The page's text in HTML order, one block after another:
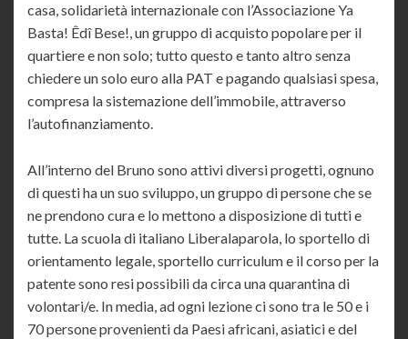
casa, solidarietà internazionale con l’Associazione Ya
Basta! Êdî Bese!, un gruppo di acquisto popolare per il
quartiere e non solo; tutto questo e tanto altro senza
chiedere un solo euro alla PAT e pagando qualsiasi spesa,
compresa la sistemazione dell’immobile, attraverso
l’autofinanziamento.
All’interno del Bruno sono attivi diversi progetti, ognuno
di questi ha un suo sviluppo, un gruppo di persone che se
ne prendono cura e lo mettono a disposizione di tutti e
tutte. La scuola di italiano Liberalaparola, lo sportello di
orientamento legale, sportello curriculum e il corso per la
patente sono resi possibili da circa una quarantina di
volontari/e. In media, ad ogni lezione ci sono tra le 50 e i
70 persone provenienti da Paesi africani, asiatici e del